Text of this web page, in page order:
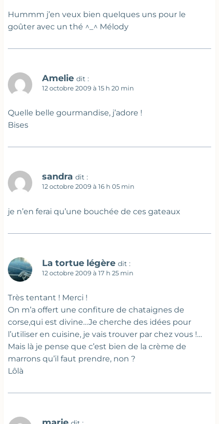
Hummm j’en veux bien quelques uns pour le
goûter avec un thé ^_^ Mélody
Amelie dit :
12 octobre 2009 à 15 h 20 min
Quelle belle gourmandise, j’adore !
Bises
sandra dit :
12 octobre 2009 à 16 h 05 min
je n’en ferai qu’une bouchée de ces gateaux
La tortue légère dit :
12 octobre 2009 à 17 h 25 min
Très tentant ! Merci !
On m’a offert une confiture de chataignes de
corse,qui est divine…Je cherche des idées pour
l’utiliser en cuisine, je vais trouver par chez vous !…
Mais là je pense que c’est bien de la crème de
marrons qu’il faut prendre, non ?
Lôlà